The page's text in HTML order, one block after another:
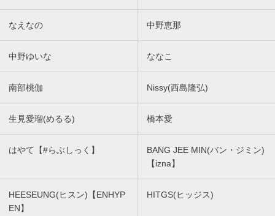
なえなの 中野恵那
中野ゆいな ななこ
南部桃伽 Nissy(西島隆弘)
生見愛瑠(めるる) 橋本愛
はやて【#らぶしっく】
BANG JEE MIN(バン・ジミン)
【izna】
HEESEUNG(ヒスン)【ENHYP
EN】
HITGS(ヒッジス)